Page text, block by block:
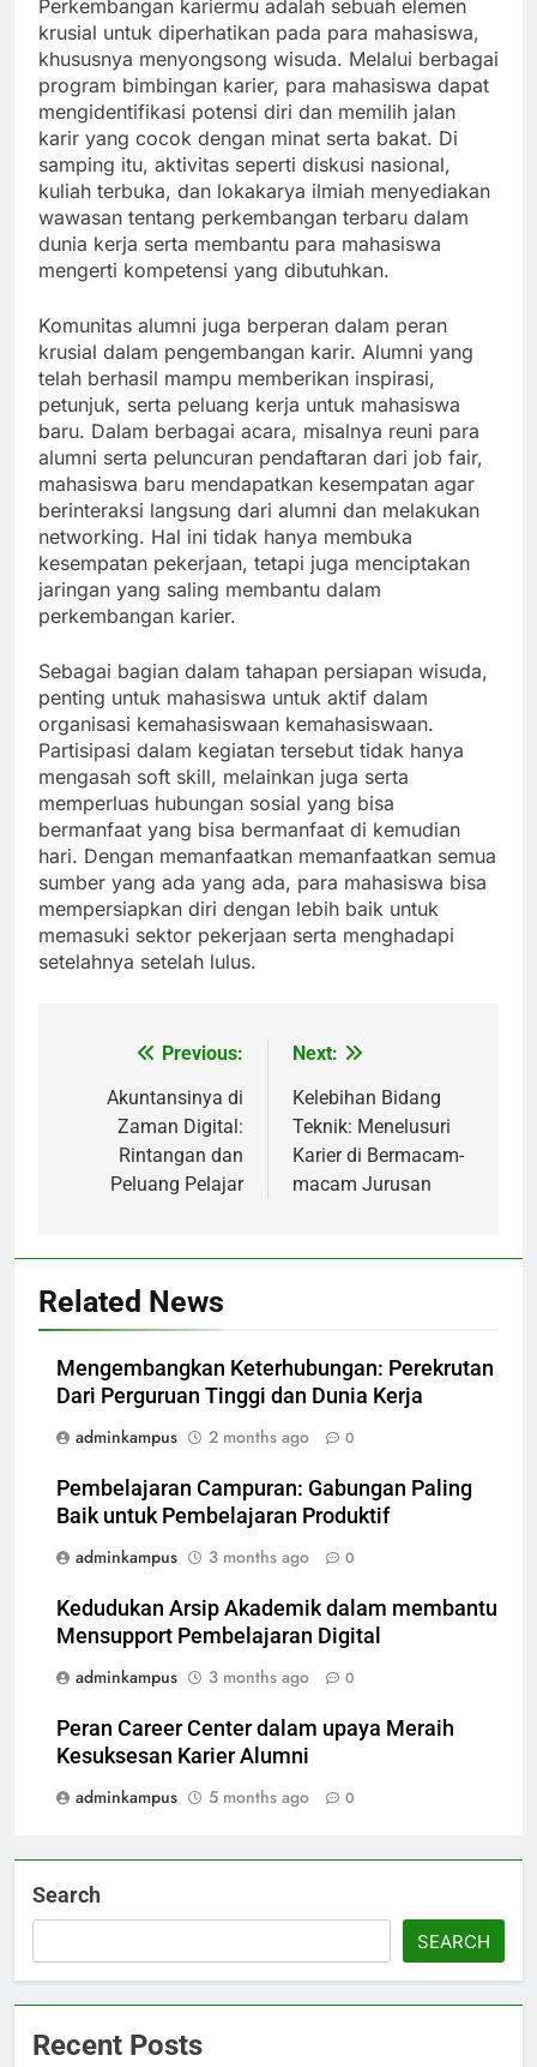
Perkembangan kariermu adalah sebuah elemen
krusial untuk diperhatikan pada para mahasiswa,
khususnya menyongsong wisuda. Melalui berbagai
program bimbingan karier, para mahasiswa dapat
mengidentifikasi potensi diri dan memilih jalan
karir yang cocok dengan minat serta bakat. Di
samping itu, aktivitas seperti diskusi nasional,
kuliah terbuka, dan lokakarya ilmiah menyediakan
wawasan tentang perkembangan terbaru dalam
dunia kerja serta membantu para mahasiswa
mengerti kompetensi yang dibutuhkan.
Komunitas alumni juga berperan dalam peran
krusial dalam pengembangan karir. Alumni yang
telah berhasil mampu memberikan inspirasi,
petunjuk, serta peluang kerja untuk mahasiswa
baru. Dalam berbagai acara, misalnya reuni para
alumni serta peluncuran pendaftaran dari job fair,
mahasiswa baru mendapatkan kesempatan agar
berinteraksi langsung dari alumni dan melakukan
networking. Hal ini tidak hanya membuka
kesempatan pekerjaan, tetapi juga menciptakan
jaringan yang saling membantu dalam
perkembangan karier.
Sebagai bagian dalam tahapan persiapan wisuda,
penting untuk mahasiswa untuk aktif dalam
organisasi kemahasiswaan kemahasiswaan.
Partisipasi dalam kegiatan tersebut tidak hanya
mengasah soft skill, melainkan juga serta
memperluas hubungan sosial yang bisa
bermanfaat yang bisa bermanfaat di kemudian
hari. Dengan memanfaatkan memanfaatkan semua
sumber yang ada yang ada, para mahasiswa bisa
mempersiapkan diri dengan lebih baik untuk
memasuki sektor pekerjaan serta menghadapi
setelahnya setelah lulus.
navigation
Previous:
Akuntansinya di
Zaman Digital:
Rintangan dan
Peluang Pelajar
Next:
Kelebihan Bidang
Teknik: Menelusuri
Karier di Bermacam-
macam Jurusan
Related News
Mengembangkan Keterhubungan: Perekrutan
Dari Perguruan Tinggi dan Dunia Kerja
adminkampus
2 months ago 0
Pembelajaran Campuran: Gabungan Paling
Baik untuk Pembelajaran Produktif
adminkampus
3 months ago 0
Kedudukan Arsip Akademik dalam membantu
Mensupport Pembelajaran Digital
adminkampus
3 months ago 0
Peran Career Center dalam upaya Meraih
Kesuksesan Karier Alumni
adminkampus
5 months ago 0
Search
SEARCH
Recent Posts